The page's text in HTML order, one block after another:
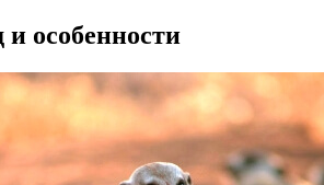
особенности